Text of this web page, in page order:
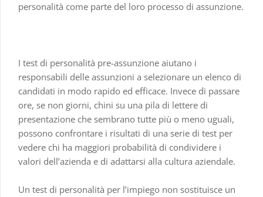
personalità come parte del loro processo di assunzione.
I test di personalità pre-assunzione aiutano i
responsabili delle assunzioni a selezionare un elenco di
candidati in modo rapido ed efficace. Invece di passare
ore, se non giorni, chini su una pila di lettere di
presentazione che sembrano tutte più o meno uguali,
possono confrontare i risultati di una serie di test per
vedere chi ha maggiori probabilità di condividere i
valori dell’azienda e di adattarsi alla cultura aziendale.
Un test di personalità per l’impiego non sostituisce un